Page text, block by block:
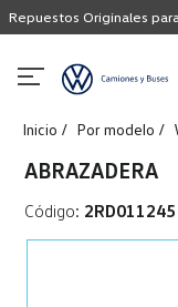
Repuestos Originales
Inicio Por modelo
ABRAZADERA
Código: 2RD011245